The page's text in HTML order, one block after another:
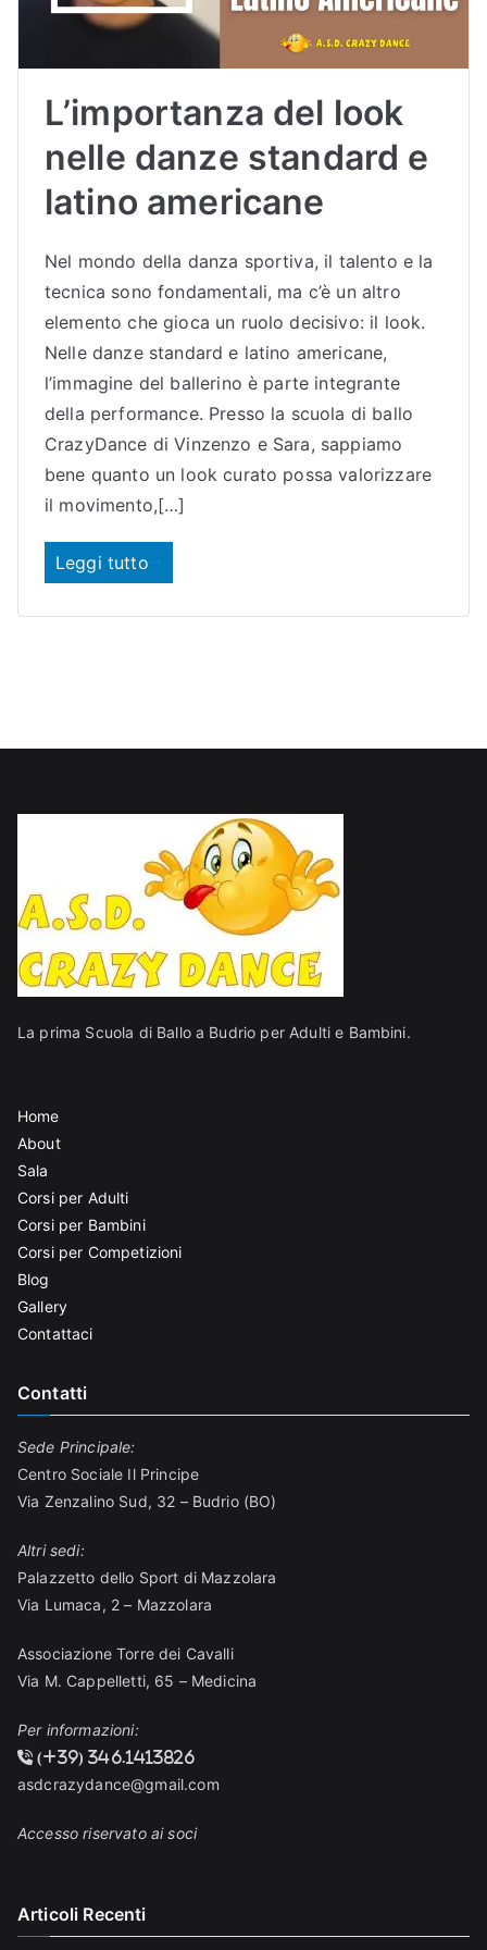
Sc
uol
a
Bal
lo
Bu
dri
o
L’importanza del look
nelle danze standard e
latino americane
Nel mondo della danza sportiva, il talento e la
tecnica sono fondamentali, ma c’è un altro
elemento che gioca un ruolo decisivo: il look.
Nelle danze standard e latino americane,
l’immagine del ballerino è parte integrante
della performance. Presso la scuola di ballo
CrazyDance di Vinzenzo e Sara, sappiamo
bene quanto un look curato possa valorizzare
il movimento,[…]
Leggi tutto
La prima Scuola di Ballo a Budrio per Adulti e Bambini.
Home
About
Sala
Corsi per Adulti
Corsi per Bambini
Corsi per Competizioni
Blog
Gallery
Contattaci
Contatti
Sede Principale:
Centro Sociale Il Principe
Via Zenzalino Sud, 32 – Budrio (BO)
Altri sedi:
Palazzetto dello Sport di Mazzolara
Via Lumaca, 2 – Mazzolara
Associazione Torre dei Cavalli
Via M. Cappelletti, 65 – Medicina
Per informazioni:
(+39) 346.1413826
asdcrazydance@gmail.com
Accesso riservato ai soci
Articoli Recenti